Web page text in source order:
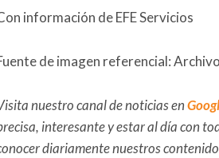
información de EFE Servicios
de imagen referencial: Archivo
nuestro canal de noticias en
interesante y estar al día con
diariamente nuestros